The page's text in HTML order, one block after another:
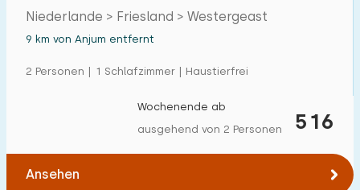
Landschaft
Niederlande > Friesland > Westergeast
9 km von Anjum entfernt
2 Personen | 1 Schlafzimmer | Haustierfrei
516
Wochenende ab
ausgehend von 2 Personen
Ansehen